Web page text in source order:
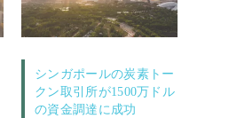
シンガポールの炭素トー
クン取引所が1500万ドル
の資金調達に成功